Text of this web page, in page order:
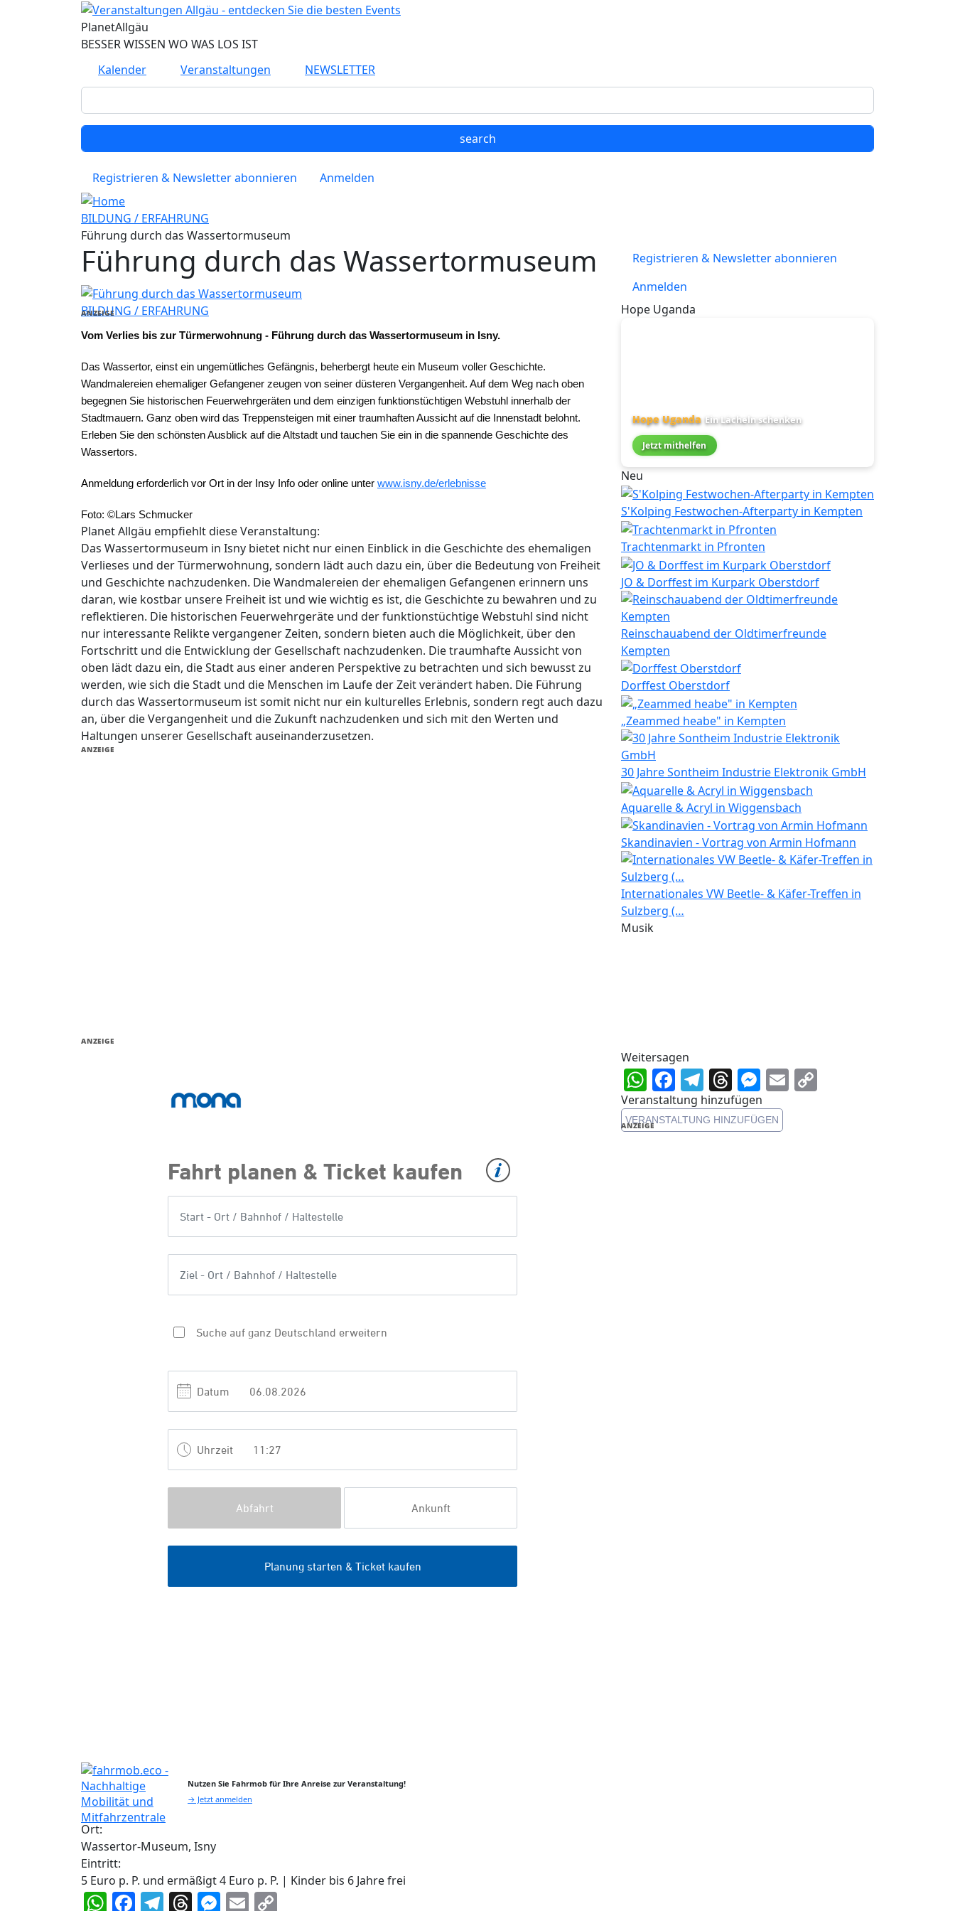
Direkt zum Inhalt
PlanetAllgäu
BESSER WISSEN WO WAS LOS IST
Kalender
Veranstaltungen NEWSLETTER
Registrieren & Newsletter abonnieren Anmelden
BILDUNG / ERFAHRUNG
Führung durch das Wassertormuseum
Führung durch das Wassertormuseum
BILDUNG / ERFAHRUNG
ANZEIGE
Vom Verlies bis zur Türmerwohnung - Führung durch das Wassertormuseum in Isny.
Das Wassertor, einst ein ungemütliches Gefängnis, beherbergt heute ein Museum voller Geschichte.
Wandmalereien ehemaliger Gefangener zeugen von seiner düsteren Vergangenheit. Auf dem Weg nach oben
begegnen Sie historischen Feuerwehrgeräten und dem einzigen funktionstüchtigen Webstuhl innerhalb der
Stadtmauern. Ganz oben wird das Treppensteigen mit einer traumhaften Aussicht auf die Innenstadt belohnt.
Erleben Sie den schönsten Ausblick auf die Altstadt und tauchen Sie ein in die spannende Geschichte des
Wassertors.
Anmeldung erforderlich vor Ort in der Insy Info oder online unter www.isny.de/erlebnisse
Foto: ©Lars Schmucker
Planet Allgäu empfiehlt diese Veranstaltung:
Das Wassertormuseum in Isny bietet nicht nur einen Einblick in die Geschichte des ehemaligen
Verlieses und der Türmerwohnung, sondern lädt auch dazu ein, über die Bedeutung von Freiheit
und Geschichte nachzudenken. Die Wandmalereien der ehemaligen Gefangenen erinnern uns
daran, wie kostbar unsere Freiheit ist und wie wichtig es ist, die Geschichte zu bewahren und zu
reflektieren. Die historischen Feuerwehrgeräte und der funktionstüchtige Webstuhl sind nicht
nur interessante Relikte vergangener Zeiten, sondern bieten auch die Möglichkeit, über den
Fortschritt und die Entwicklung der Gesellschaft nachzudenken. Die traumhafte Aussicht von
oben lädt dazu ein, die Stadt aus einer anderen Perspektive zu betrachten und sich bewusst zu
werden, wie sich die Stadt und die Menschen im Laufe der Zeit verändert haben. Die Führung
durch das Wassertormuseum ist somit nicht nur ein kulturelles Erlebnis, sondern regt auch dazu
an, über die Vergangenheit und die Zukunft nachzudenken und sich mit den Werten und
Haltungen unserer Gesellschaft auseinanderzusetzen.
ANZEIGE
ANZEIGE
Nutzen Sie Fahrmob für Ihre Anreise zur Veranstaltung!
→ Jetzt anmelden
Ort:
Wassertor-Museum, Isny
Eintritt:
5 Euro p. P. und ermäßigt 4 Euro p. P. | Kinder bis 6 Jahre frei
WhatsApp
Facebook
Telegram
Threads
Messenger
Email
Registrieren & Newsletter abonnieren
Anmelden
Hope Uganda
Hope Uganda Ein Lächeln schenken
Jetzt mithelfen
Neu
S'Kolping Festwochen-Afterparty in Kempten
Trachtenmarkt in Pfronten
JO & Dorffest im Kurpark Oberstdorf
Reinschauabend der Oldtimerfreunde
Kempten
Dorffest Oberstdorf
„Zeammed heabe" in Kempten
30 Jahre Sontheim Industrie Elektronik GmbH
Aquarelle & Acryl in Wiggensbach
Skandinavien - Vortrag von Armin Hofmann
Internationales VW Beetle- & Käfer-Treffen in
Sulzberg (…
Musik
Weitersagen
WhatsApp
Facebook
Telegram
Threads
Messenger
Email
Veranstaltung hinzufügen
VERANSTALTUNG HINZUFÜGEN
ANZEIGE